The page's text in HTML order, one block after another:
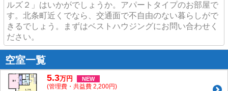
ルズ２」はいかがでしょうか。アパートタイプのお部屋で
す。北条町近くでなら、交通面で不自由のない暮らしがで
きるでしょう。まずはベストハウジングにお問い合わせく
ださい。
空室一覧
5.3万円 NEW
(管理費・共益費 2,200円)